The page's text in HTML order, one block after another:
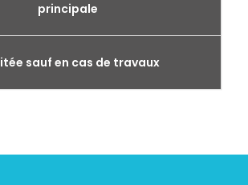
principale
sauf en cas de travaux